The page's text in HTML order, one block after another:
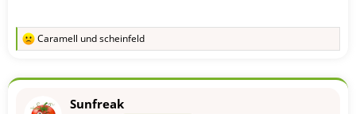
R
k
Caramell undscheinfeld
Sunfreak